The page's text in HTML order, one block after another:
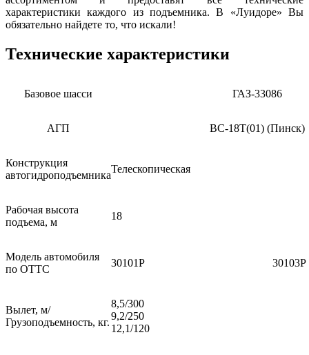
характеристики каждого из подъемника. В «Луидоре» Вы
обязательно найдете то, что искали!
Технические характеристики
Базовое шасси ГАЗ-33086
АГП ВС-18Т(01) (Пинск)
Конструкция
автогидроподъемника
Телескопическая
Рабочая высота
подъема, м
18
Модель автомобиля
по ОТТС
30101P 30103P
Вылет, м/
Грузоподъемность, кг.
8,5/
9,2/
12,1/120